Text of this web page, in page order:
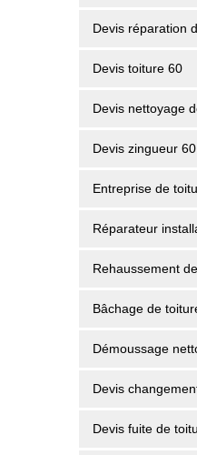
Devis réparation
Devis toiture 60
Devis nettoyage
Devis zingueur 60
Entreprise de
Réparateur
Rehaussement
Bâchage de
Démoussage
Devis
Devis fuite de